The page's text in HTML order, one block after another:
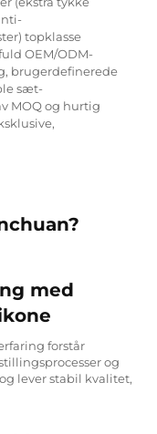
topklasse
OEM/ODM-
brugerdefinerede
sæt-
MOQ og hurtig
med
forstår
og
lever stabil kvalitet,